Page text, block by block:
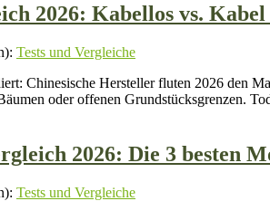
2026: Kabellos vs.
Tests und Vergleiche
Chinesische Hersteller fluten 2026 den
oder offenen Grundstücksgrenzen.
2026: Die 3 besten
Tests und Vergleiche